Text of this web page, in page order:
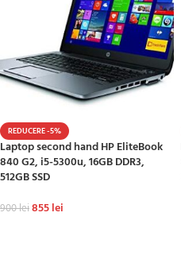
REDUCERE -5%
Laptop second hand HP EliteBook
840 G2, i5-5300u, 16GB DDR3,
512GB SSD
900lei855lei